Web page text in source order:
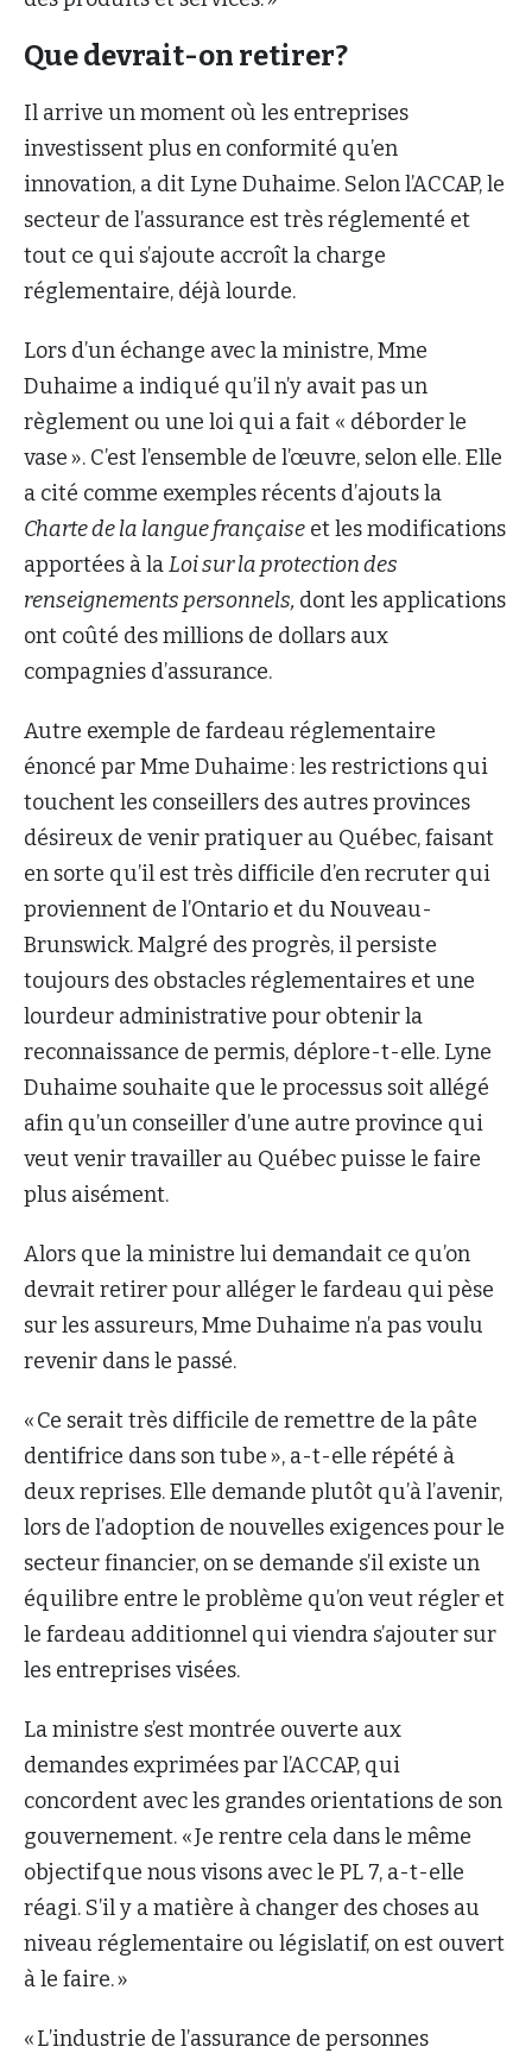
Que devrait-on retirer?
Il arrive un moment où les entreprises
investissent plus en conformité qu’en
innovation, a dit Lyne Duhaime. Selon l’ACCAP, le
secteur de l’assurance est très réglementé et
tout ce qui s’ajoute accroît la charge
réglementaire, déjà lourde.
Lors d’un échange avec la ministre, Mme
Duhaime a indiqué qu’il n’y avait pas un
règlement ou une loi qui a fait « déborder le
vase ». C’est l’ensemble de l’œuvre, selon elle. Elle
a cité comme exemples récents d’ajouts la
Charte de la langue française et les modifications
apportées à laLoi sur la protection des
renseignements personnels, dont les applications
ont coûté des millions de dollars aux
compagnies d’assurance.
Autre exemple de fardeau réglementaire
énoncé par Mme Duhaime : les restrictions qui
touchent les conseillers des autres provinces
désireux de venir pratiquer au Québec, faisant
en sorte qu’il est très difficile d’en recruter qui
proviennent de l’Ontario et du Nouveau-
Brunswick. Malgré des progrès, il persiste
toujours des obstacles réglementaires et une
lourdeur administrative pour obtenir la
reconnaissance de permis, déplore-t-elle. Lyne
Duhaime souhaite que le processus soit allégé
afin qu’un conseiller d’une autre province qui
veut venir travailler au Québec puisse le faire
plus aisément.
Alors que la ministre lui demandait ce qu’on
devrait retirer pour alléger le fardeau qui pèse
sur les assureurs, Mme Duhaime n’a pas voulu
revenir dans le passé.
« Ce serait très difficile de remettre de la pâte
dentifrice dans son tube », a-t-elle répété à
deux reprises. Elle demande plutôt qu’à l’avenir,
lors de l’adoption de nouvelles exigences pour le
secteur financier, on se demande s’il existe un
équilibre entre le problème qu’on veut régler et
le fardeau additionnel qui viendra s’ajouter sur
les entreprises visées.
La ministre s’est montrée ouverte aux
demandes exprimées par l’ACCAP, qui
concordent avec les grandes orientations de son
gouvernement. « Je rentre cela dans le même
objectif que nous visons avec le PL 7, a-t-elle
réagi. S’il y a matière à changer des choses au
niveau réglementaire ou législatif, on est ouvert
à le faire. »
« L’industrie de l’assurance de personnes